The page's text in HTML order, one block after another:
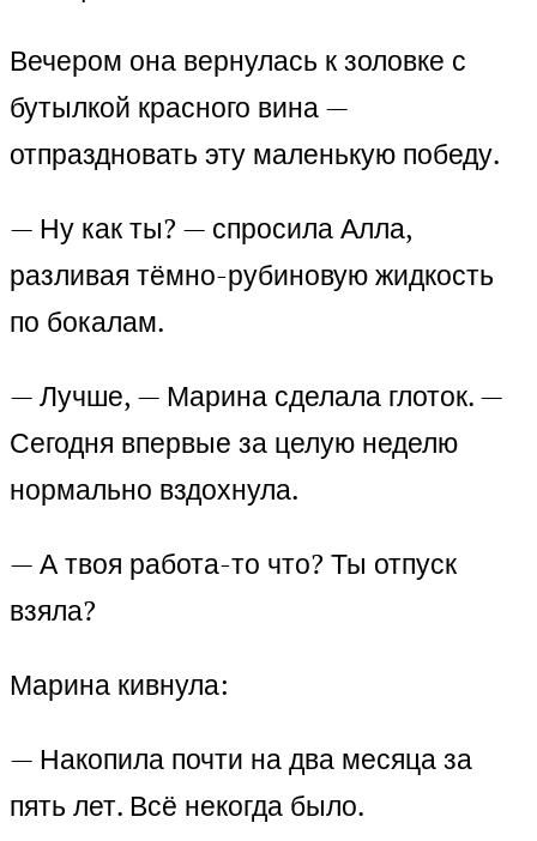
Вечером она вернулась к золовке с
бутылкой красного вина —
отпраздновать эту маленькую победу.
— Ну как ты? — спросила Алла,
разливая тёмно-рубиновую жидкость
по бокалам.
— Лучше, — Марина сделала глоток. —
Сегодня впервые за целую неделю
нормально вздохнула.
— А твоя работа-то что? Ты отпуск
взяла?
Марина кивнула:
— Накопила почти на два месяца за
пять лет. Всё некогда было.